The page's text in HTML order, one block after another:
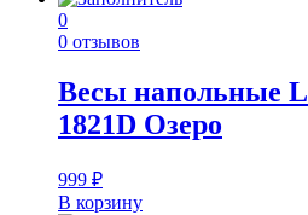
0
0 отзывов
Весы напольные
1821D Озеро
999 ₽
В корзину